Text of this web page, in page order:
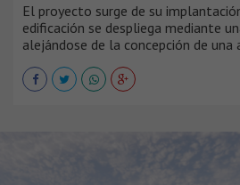
El proyecto surge de su
edificación se despliega mediante
alejándose de la concepción de